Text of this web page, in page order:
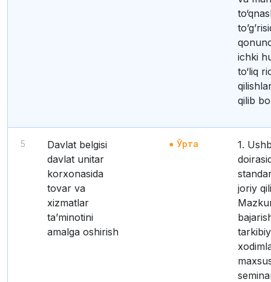
ichki
to‘liq
qilib
5
Davlat belgisi
davlat unitar
korxonasida
tovar va
xizmatlar
taʼminotini
amalga oshirish
Ўрта
1. Ushbu funksiya
joriy